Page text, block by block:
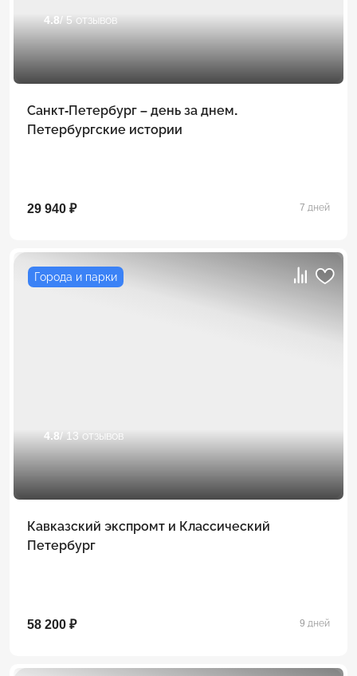
4.8/ 5 отзывов
Санкт-Петербург – день за днем.
Петербургские истории
29 940 ₽ 7 дней
Города и парки
4.8/ 13 отзывов
Кавказский экспромт и Классический
Петербург
58 200 ₽ 9 дней